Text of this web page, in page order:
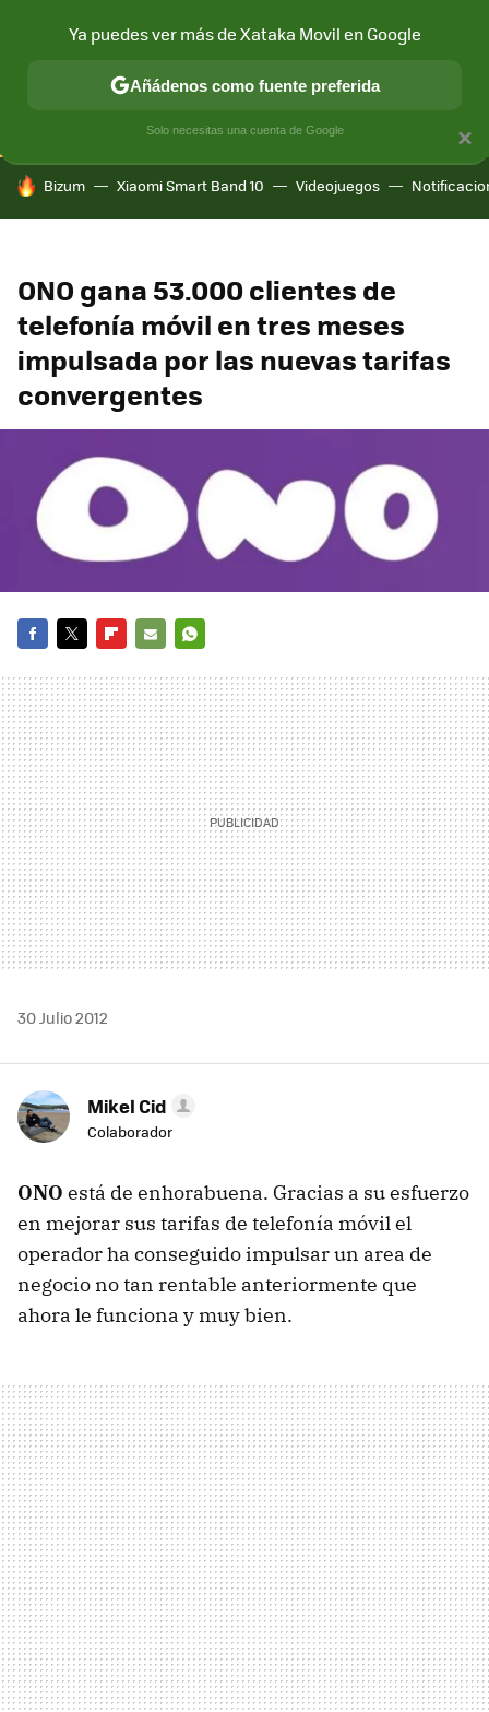
CONECTIVIDAD MÓVIL Y SOCIEDAD APLICACIONES
HOY SE HABLA DE
Bizum Xiaomi Smart Band 10 Videojuegos
ONO gana 53.000 clientes de
telefonía móvil en tres meses
impulsada por las nuevas tarifas
convergentes
MAIL
30 Julio 2012
Mikel Cid
Colaborador
ONO está de enhorabuena. Gracias a su esfuerzo
en mejorar sus tarifas de telefonía móvil el
operador ha conseguido impulsar un area de
negocio no tan rentable anteriormente que
ahora le funciona y muy bien.
×
Ya puedes ver más de Xataka Movil en Google
Añádenos como fuente preferida
Solo necesitas una cuenta de Google